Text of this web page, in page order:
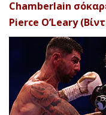
Chamberlain
Pierce O’Leary